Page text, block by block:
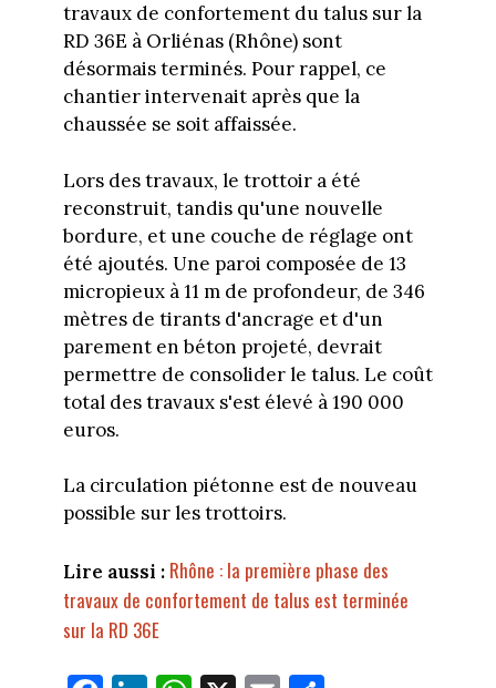
travaux de confortement du talus sur la
RD 36E à Orliénas (Rhône) sont
désormais terminés. Pour rappel, ce
chantier intervenait après que la
chaussée se soit affaissée.
Lors des travaux, le trottoir a été
reconstruit, tandis qu'une nouvelle
bordure, et une couche de réglage ont
été ajoutés. Une paroi composée de 13
micropieux à 11 m de profondeur, de 346
mètres de tirants d'ancrage et d'un
parement en béton projeté, devrait
permettre de consolider le talus. Le coût
total des travaux s'est élevé à 190 000
euros.
La circulation piétonne est de nouveau
possible sur les trottoirs.
Lire aussi : Rhône : la première phase des
travaux de confortement de talus est terminée
sur la RD 36E